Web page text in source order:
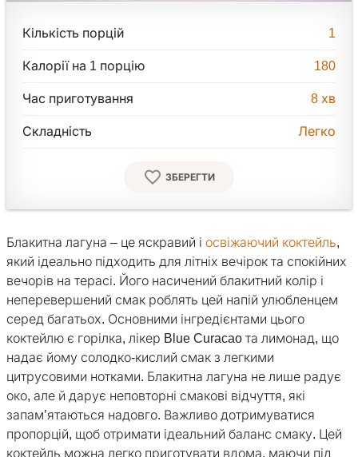
Кількість порцій 1
Калорії на 1 порцію 180
Час приготування 8 хв
Складність Легко
ЗБЕРЕГТИ
Блакитна лагуна – це яскравий і освіжаючий коктейль,
який ідеально підходить для літніх вечірок та спокійних
вечорів на терасі. Його насичений блакитний колір і
неперевершений смак роблять цей напій улюбленцем
серед багатьох. Основними інгредієнтами цього
коктейлю є горілка, лікер Blue Curacao та лимонад, що
надає йому солодко-кислий смак з легкими
цитрусовими нотками. Блакитна лагуна не лише радує
око, але й дарує неповторні смакові відчуття, які
запам’ятаються надовго. Важливо дотримуватися
пропорцій, щоб отримати ідеальний баланс смаку. Цей
коктейль можна легко приготувати вдома, маючи під